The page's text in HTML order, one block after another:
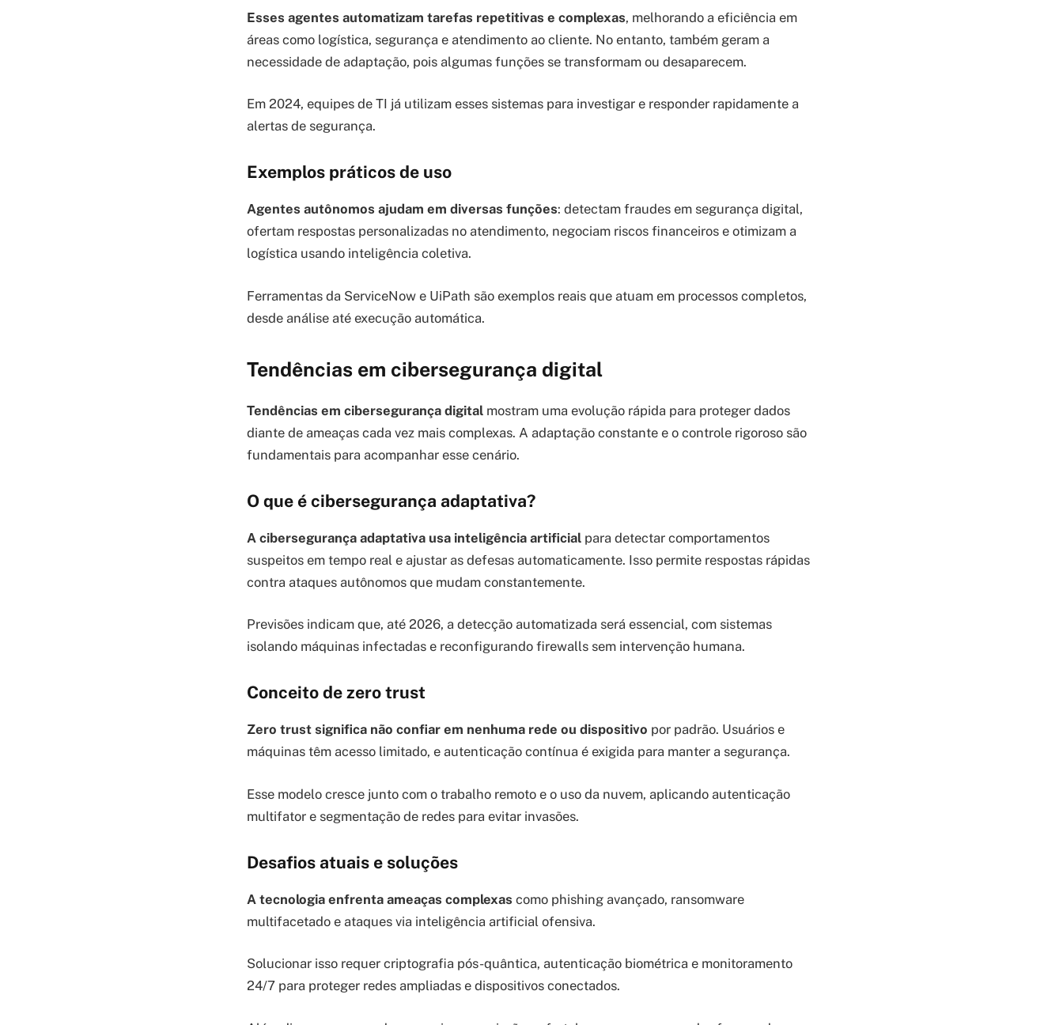
Esses agentes automatizam tarefas repetitivas e complexas, melhorando a eficiência em
áreas como logística, segurança e atendimento ao cliente. No entanto, também geram a
necessidade de adaptação, pois algumas funções se transformam ou desaparecem.
Em 2024, equipes de TI já utilizam esses sistemas para investigar e responder rapidamente a
alertas de segurança.
Exemplos práticos de uso
Agentes autônomos ajudam em diversas funções: detectam fraudes em segurança digital,
ofertam respostas personalizadas no atendimento, negociam riscos financeiros e otimizam a
logística usando inteligência coletiva.
Ferramentas da ServiceNow e UiPath são exemplos reais que atuam em processos completos,
desde análise até execução automática.
Tendências em cibersegurança digital
Tendências em cibersegurança digital mostram uma evolução rápida para proteger dados
diante de ameaças cada vez mais complexas. A adaptação constante e o controle rigoroso são
fundamentais para acompanhar esse cenário.
O que é cibersegurança adaptativa?
A cibersegurança adaptativa usa inteligência artificial para detectar comportamentos
suspeitos em tempo real e ajustar as defesas automaticamente. Isso permite respostas rápidas
contra ataques autônomos que mudam constantemente.
Previsões indicam que, até 2026, a detecção automatizada será essencial, com sistemas
isolando máquinas infectadas e reconfigurando firewalls sem intervenção humana.
Conceito de zero trust
Zero trust significa não confiar em nenhuma rede ou dispositivo por padrão. Usuários e
máquinas têm acesso limitado, e autenticação contínua é exigida para manter a segurança.
Esse modelo cresce junto com o trabalho remoto e o uso da nuvem, aplicando autenticação
multifator e segmentação de redes para evitar invasões.
Desafios atuais e soluções
A tecnologia enfrenta ameaças complexas como phishing avançado, ransomware
multifacetado e ataques via inteligência artificial ofensiva.
Solucionar isso requer criptografia pós-quântica, autenticação biométrica e monitoramento
24/7 para proteger redes ampliadas e dispositivos conectados.